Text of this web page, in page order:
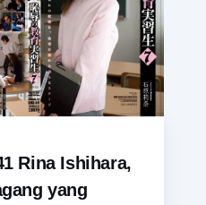
Rina Ishihara,
yang